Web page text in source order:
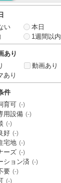
い
本日
1週間以内
あり
動画あり
あり
件
育可 (-)
用設備 (-)
(-)
好 (-)
宅地 (-)
ーズ (-)
ション済 (-)
要 (-)
(-)